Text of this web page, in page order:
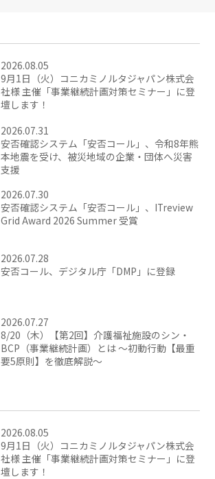
2026.08.05
9月1日（火）コニカミノルタジャパン株式会
社様 主催「事業継続計画対策セミナー」に登
壇します！
2026.07.31
安否確認システム「安否コール」、令和8年熊
本地震を受け、被災地域の企業・団体へ災害
支援
2026.07.30
安否確認システム「安否コール」、ITreview
Grid Award 2026 Summer 受賞
2026.07.28
安否コール、デジタル庁「DMP」に登録
2026.07.27
8/20（木）【第2回】介護福祉施設のシン・
BCP（事業継続計画）とは ～初動行動【最重
要5原則】を徹底解説～
2026.08.05
9月1日（火）コニカミノルタジャパン株式会
社様 主催「事業継続計画対策セミナー」に登
壇します！